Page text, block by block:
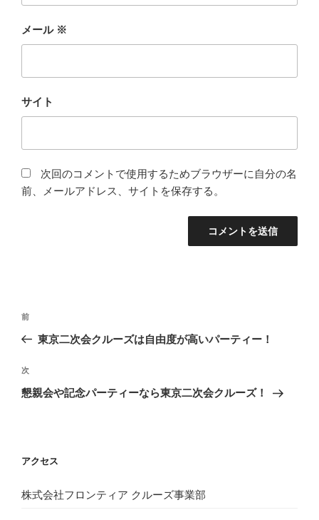
メール ※
サイト
次回のコメントで使用するためブラウザーに自分の名
前、メールアドレス、サイトを保存する。
投
ビ
ゲ
ン
前
の
稿
前
東京二次会クルーズは自由度が高いパーティー！
次
の
次
懇親会や記念パーティーなら東京二次会クルーズ！
アクセス
株式会社フロンティア クルーズ事業部